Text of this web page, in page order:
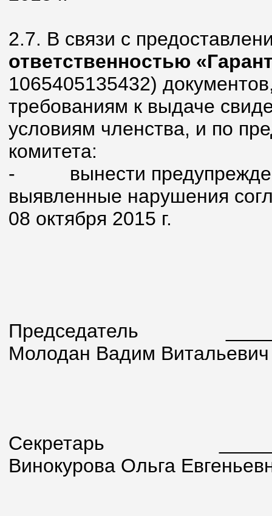
2.7. В связи с
ответственностью
1065405135432)
требованиям к выдаче
условиям членства, и по
комитета:
-
вынести
выявленные нарушения
08 октября 2015 г.
Председатель
Молодан Вадим Витальевич
Секретарь
Винокурова Ольга